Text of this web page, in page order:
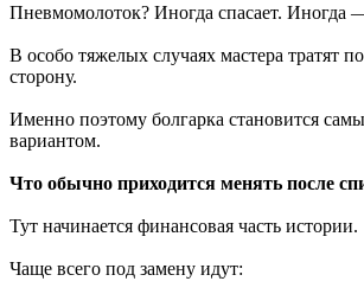
Пневмомолоток? Иногда спасает. Иногда
В особо тяжелых случаях мастера тратят
сторону.
Именно поэтому болгарка становится
вариантом.
Что обычно приходится менять после
Тут начинается финансовая часть истории.
Чаще всего под замену идут: